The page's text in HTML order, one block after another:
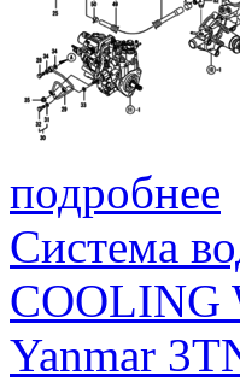
подробнее
Система
COOLING
Yanmar